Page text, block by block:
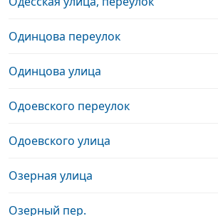
Одинцова переулок
Одинцова улица
Одоевского переулок
Одоевского улица
Озерная улица
Озерный пер.